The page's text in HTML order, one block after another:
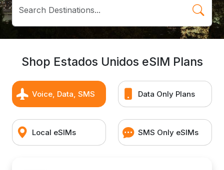
Shop Estados Unidos eSIM Plans
Voice, Data, SMS Data Only Plans
Local eSIMs SMS Only eSIMs